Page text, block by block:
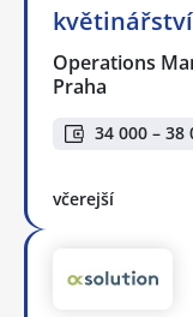
Operations
Praha
34 000 – 38
včerejší